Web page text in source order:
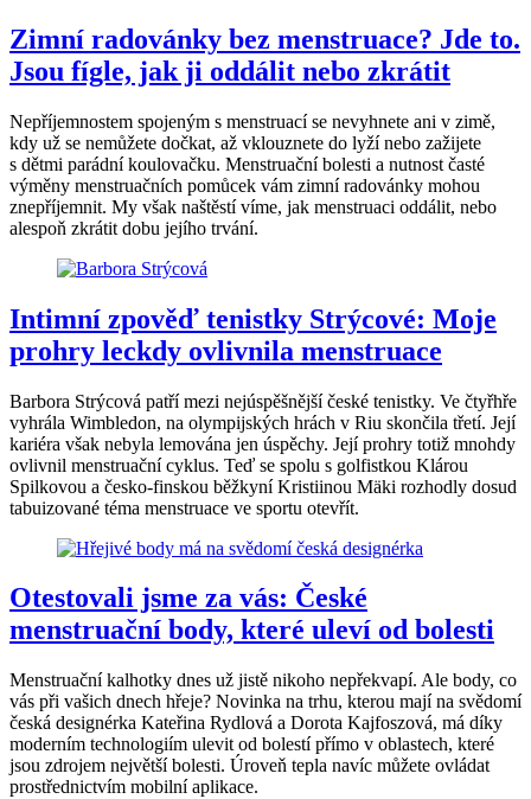
Zimní radovánky bez menstruace? Jde to.
Jsou fígle, jak ji oddálit nebo zkrátit
Nepříjemnostem spojeným s menstruací se nevyhnete ani v zimě,
kdy už se nemůžete dočkat, až vklouznete do lyží nebo zažijete
s dětmi parádní koulovačku. Menstruační bolesti a nutnost časté
výměny menstruačních pomůcek vám zimní radovánky mohou
znepříjemnit. My však naštěstí víme, jak menstruaci oddálit, nebo
alespoň zkrátit dobu jejího trvání.
Intimní zpověď tenistky Strýcové: Moje
prohry leckdy ovlivnila menstruace
Barbora Strýcová patří mezi nejúspěšnější české tenistky. Ve čtyřhře
vyhrála Wimbledon, na olympijských hrách v Riu skončila třetí. Její
kariéra však nebyla lemována jen úspěchy. Její prohry totiž mnohdy
ovlivnil menstruační cyklus. Teď se spolu s golfistkou Klárou
Spilkovou a česko-finskou běžkyní Kristiinou Mäki rozhodly dosud
tabuizované téma menstruace ve sportu otevřít.
Otestovali jsme za vás: České
menstruační body, které uleví od bolesti
Menstruační kalhotky dnes už jistě nikoho nepřekvapí. Ale body, co
vás při vašich dnech hřeje? Novinka na trhu, kterou mají na svědomí
česká designérka Kateřina Rydlová a Dorota Kajfoszová, má díky
moderním technologiím ulevit od bolestí přímo v oblastech, které
jsou zdrojem největší bolesti. Úroveň tepla navíc můžete ovládat
prostřednictvím mobilní aplikace.